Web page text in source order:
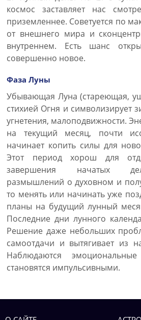
космос заставляет нас
приземленнее. Советуется по
от внешнего мира и
внутреннем. Есть шанс
совершенно новое.
Фаза Луны
Убывающая Луна (стареющая,
стихией Огня и символизирует
угнетения, малоподвижности.
на текущий месяц, почти
начинает копить силы для
Этот период хорош для
завершения начатых
размышлений о духовном и
то менять или начинать уже
планы на будущий лунный
Последние дни лунного
Решение даже небольших
самоотдачи и вытягивает из
Наблюдаются
становятся импульсивными.